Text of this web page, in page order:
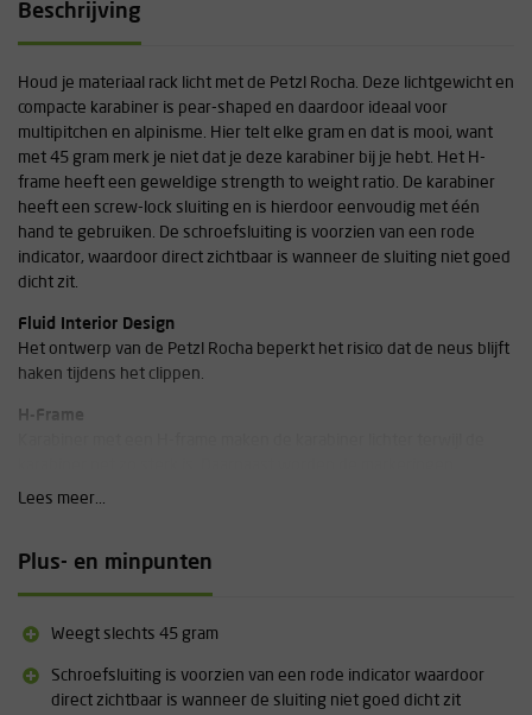
Beschrijving
Houd je materiaal rack licht met de Petzl Rocha. Deze lichtgewicht en
compacte karabiner is pear-shaped en daardoor ideaal voor
multipitchen en alpinisme. Hier telt elke gram en dat is mooi, want
met 45 gram merk je niet dat je deze karabiner bij je hebt. Het H-
frame heeft een geweldige strength to weight ratio. De karabiner
heeft een screw-lock sluiting en is hierdoor eenvoudig met één
hand te gebruiken. De schroefsluiting is voorzien van een rode
indicator, waardoor direct zichtbaar is wanneer de sluiting niet goed
dicht zit.
Fluid Interior Design
Het ontwerp van de Petzl Rocha beperkt het risico dat de neus blijft
haken tijdens het clippen.
H-Frame
beschermd tegen slijtage. Ook is de karabiner makkelijker te
Schroefsluiting
Wanneer de rode indicator op de schroefsluiting zichtbaar is,
Aanvullende informatie
Lees meer...
Plus- en minpunten
Weegt slechts 45 gram
Schroefsluiting is voorzien van een rode indicator waardoor
direct zichtbaar is wanneer de sluiting niet goed dicht zit